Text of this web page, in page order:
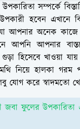
সম্পর্কে
হবেন এখানে
আপনার অনেক
আপনি আপনার
হিসেবে খাওয়া
নিয়ে হালকা গরম
যোগ করে স্বাদমতো
জবা ফুলের উপকারিতা